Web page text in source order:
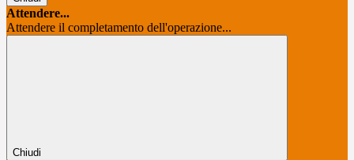
Attendere...
Attendere il completamento dell'operazione...
Chiudi